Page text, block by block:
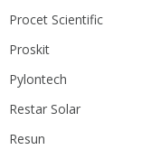
Procet Scientific
Proskit
Pylontech
Restar Solar
Resun